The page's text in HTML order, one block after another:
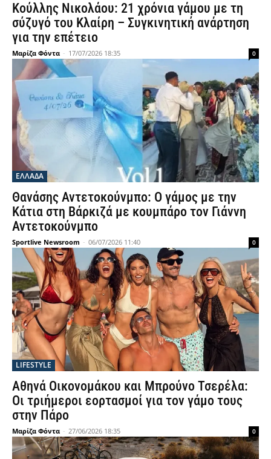
Κούλλης Νικολάου: 21 χρόνια γάμου με τη
σύζυγό του Κλαίρη – Συγκινητική ανάρτηση
για την επέτειο
Μαρίζα Φόντα - 17/07/2026 18:35 0
ΕΛΛΑΔΑ
Θανάσης Αντετοκούνμπο: Ο γάμος με την
Κάτια στη Βάρκιζά με κουμπάρο τον Γιάννη
Αντετοκούνμπο
Sportlive Newsroom - 06/07/2026 11:40 0
LIFESTYLE
Αθηνά Οικονομάκου και Μπρούνο Τσερέλα:
Οι τριήμεροι εορτασμοί για τον γάμο τους
στην Πάρο
Μαρίζα Φόντα - 27/06/2026 18:35 0